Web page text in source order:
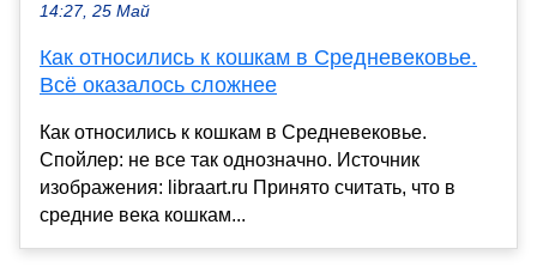
14:27, 25 Май
Как относились к кошкам в Средневековье.
Всё оказалось сложнее
Как относились к кошкам в Средневековье.
Спойлер: не все так однозначно. Источник
изображения: libraart.ru Принято считать, что в
средние века кошкам...